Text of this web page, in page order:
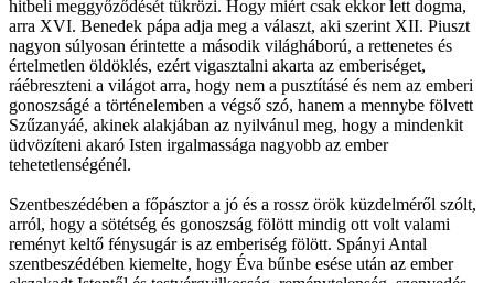
hitbeli meggyőződését tükrözi. Hogy miért csak ekkor lett dogma,
arra XVI. Benedek pápa adja meg a választ, aki szerint XII. Piuszt
nagyon súlyosan érintette a második világháború, a rettenetes és
értelmetlen öldöklés, ezért vigasztalni akarta az emberiséget,
ráébreszteni a világot arra, hogy nem a pusztításé és nem az emberi
gonoszságé a történelemben a végső szó, hanem a mennybe fölvett
Szűzanyáé, akinek alakjában az nyilvánul meg, hogy a mindenkit
üdvözíteni akaró Isten irgalmassága nagyobb az ember
tehetetlenségénél.
Szentbeszédében a főpásztor a jó és a rossz örök küzdelméről szólt,
arról, hogy a sötétség és gonoszság fölött mindig ott volt valami
reményt keltő fénysugár is az emberiség fölött. Spányi Antal
szentbeszédében kiemelte, hogy Éva bűnbe esése után az ember